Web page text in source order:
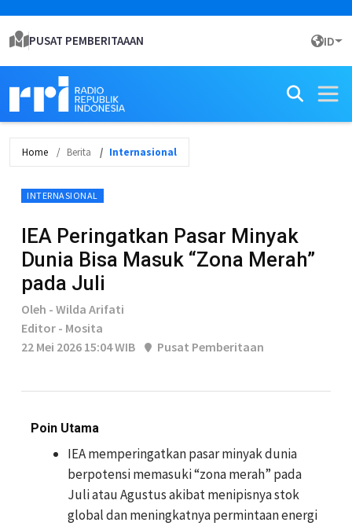
PUSAT PEMBERITAAAN ID
Home Berita Internasional
INTERNASIONAL
IEA Peringatkan Pasar Minyak
Dunia Bisa Masuk “Zona Merah”
pada Juli
Oleh - Wilda Arifati
Editor - Mosita
22 Mei 2026 15:04 WIB
Pusat Pemberitaan
Poin Utama
IEA memperingatkan pasar minyak dunia
berpotensi memasuki “zona merah” pada
Juli atau Agustus akibat menipisnya stok
global dan meningkatnya permintaan energi